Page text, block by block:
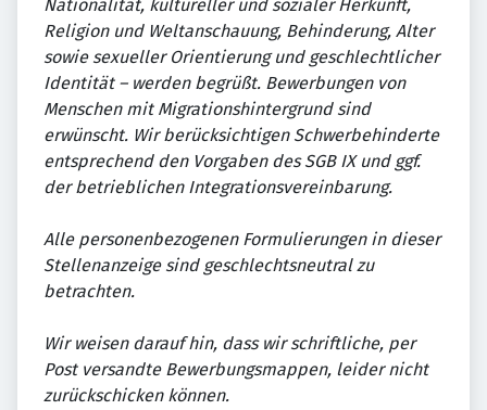
Nationalität, kultureller und sozialer Herkunft,
Religion und Weltanschauung, Behinderung, Alter
sowie sexueller Orientierung und geschlechtlicher
Identität – werden begrüßt. Bewerbungen von
Menschen mit Migrationshintergrund sind
erwünscht. Wir berücksichtigen Schwerbehinderte
entsprechend den Vorgaben des SGB IX und ggf.
der betrieblichen Integrationsvereinbarung.
Alle personenbezogenen Formulierungen in dieser
Stellenanzeige sind geschlechtsneutral zu
betrachten.
Wir weisen darauf hin, dass wir schriftliche, per
Post versandte Bewerbungsmappen, leider nicht
zurückschicken können.